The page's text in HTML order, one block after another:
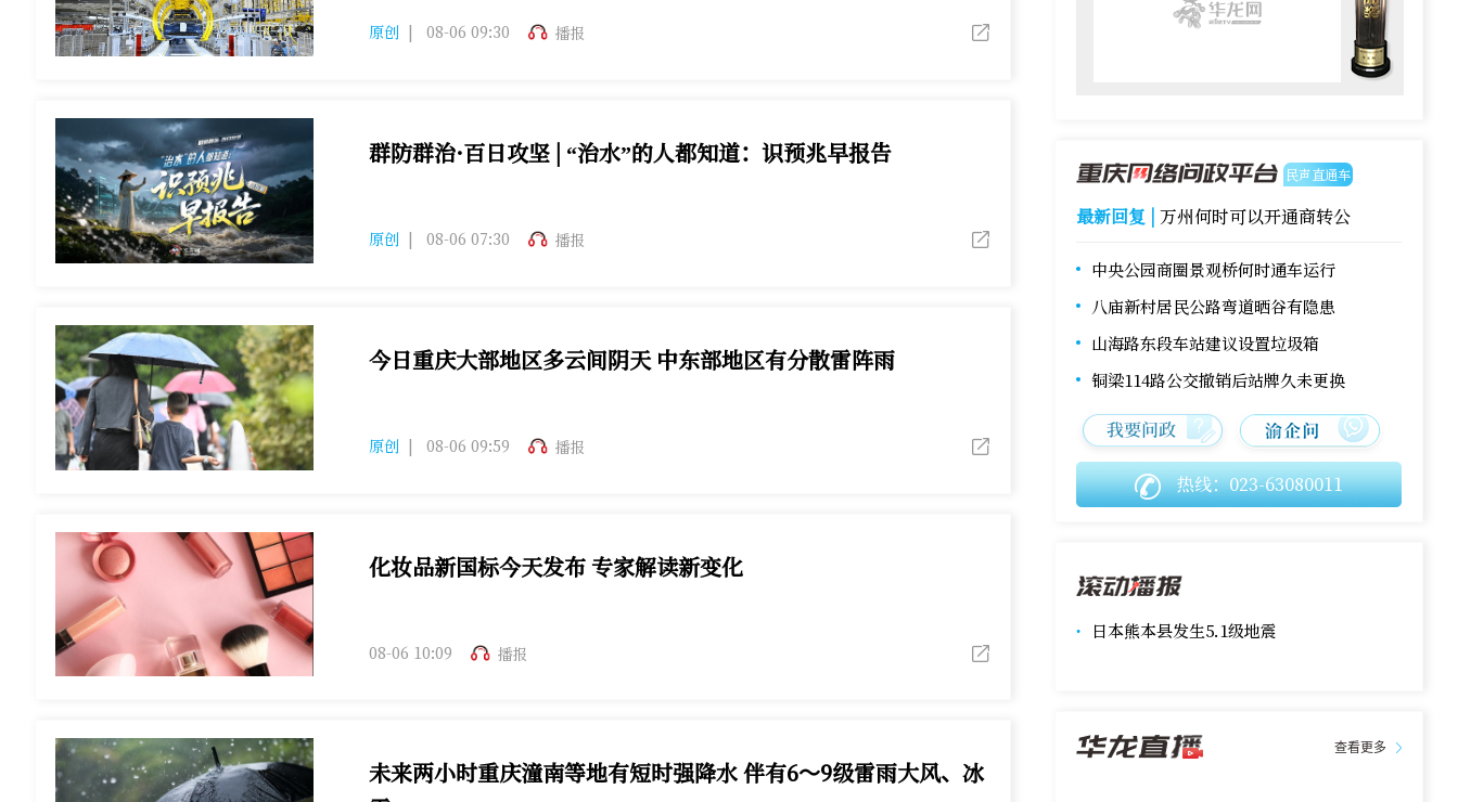
2026重庆汽车创新大会，向“新”而行，共见汽车产业未来。
原创 | 08-06 09:30 播报
群防群治·百日攻坚 | “治水”的人都知道：识预兆早报告
灾害发生有预兆，仔细观察早报告，群防群治才是正解！
原创 | 08-06 07:30 播报
今日重庆大部地区多云间阴天 中东部地区有分散雷阵雨
今天重庆大部地区多云间阴天，中东部地区有分散雷阵雨。
原创 | 08-06 09:59 播报
化妆品新国标今天发布 专家解读新变化
08-06 10:09 播报
未来两小时重庆潼南等地有短时强降水 伴有6～9级雷雨大风、冰
民声直通车
最新回复 | 万州何时可以开通商转公
中央公园商圈景观桥何时通车运行
八庙新村居民公路弯道晒谷有隐患
山海路东段车站建议设置垃圾箱
铜梁114路公交撤销后站牌久未更换
热线：023-63080011
日本熊本县发生5.1级地震
国家国防科工局原副局长张建华一审被判
查看更多